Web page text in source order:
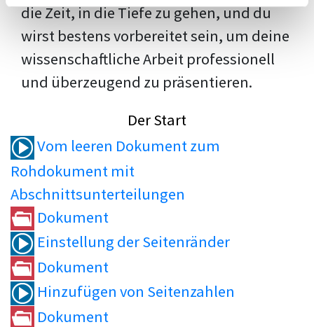
die Zeit, in die Tiefe zu gehen, und du
wirst bestens vorbereitet sein, um deine
wissenschaftliche Arbeit professionell
und überzeugend zu präsentieren.
Der Start
Vom leeren Dokument zum
Rohdokument mit
Abschnittsunterteilungen
Dokument
Einstellung der Seitenränder
Dokument
Hinzufügen von Seitenzahlen
Dokument